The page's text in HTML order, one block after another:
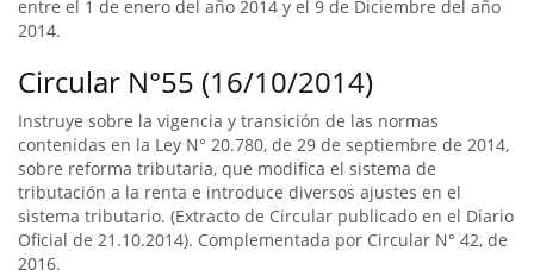
entre el 1 de enero del año 2014 y el 9 de Diciembre del año
2014.
Circular N°55 (16/10/2014)
Instruye sobre la vigencia y transición de las normas
contenidas en la Ley N° 20.780, de 29 de septiembre de 2014,
sobre reforma tributaria, que modifica el sistema de
tributación a la renta e introduce diversos ajustes en el
sistema tributario. (Extracto de Circular publicado en el Diario
Oficial de 21.10.2014). Complementada por Circular N° 42, de
2016.